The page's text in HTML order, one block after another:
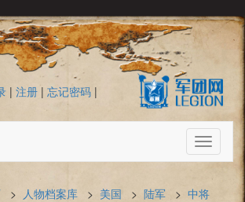
| 注册 | 忘记密码 |
Toggle
> 人物档案库 > 美国 > 陆军 > 中将